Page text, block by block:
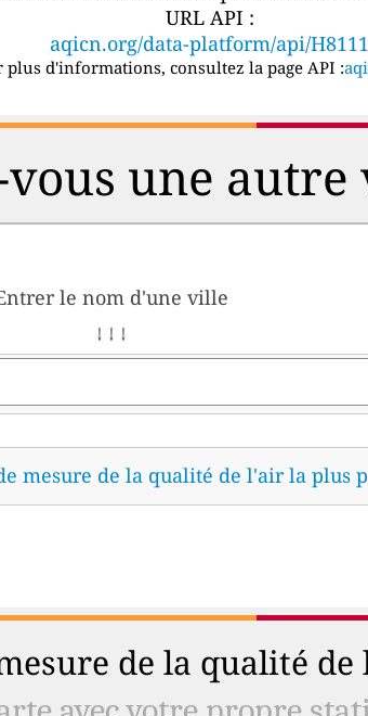
URL API :
aqicn.org/data-platform/api/H8111
plus d'informations, consultez la page API :
une autre
le nom d'une ville
↓ ↓ ↓
mesure de la qualité de l'air la plus
de la qualité